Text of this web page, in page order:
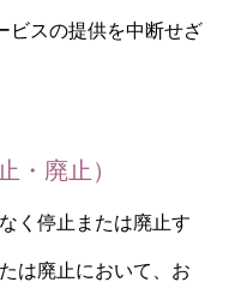
ビスの提供を中断せざ
・廃止）
く停止または廃止す
は廃止において、お